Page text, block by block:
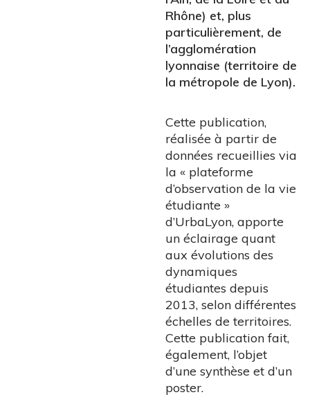
Rhône) et, plus
particulièrement, de
l’agglomération
lyonnaise (territoire de
la métropole de Lyon).
Cette publication,
réalisée à partir de
données recueillies via
la « plateforme
d’observation de la vie
étudiante »
d’UrbaLyon, apporte
un éclairage quant
aux évolutions des
dynamiques
étudiantes depuis
2013, selon différentes
échelles de territoires.
Cette publication fait,
également, l’objet
d’une synthèse et d’un
poster.